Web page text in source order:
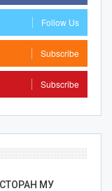
Follow Us
Subscribe
Subscribe
МУ